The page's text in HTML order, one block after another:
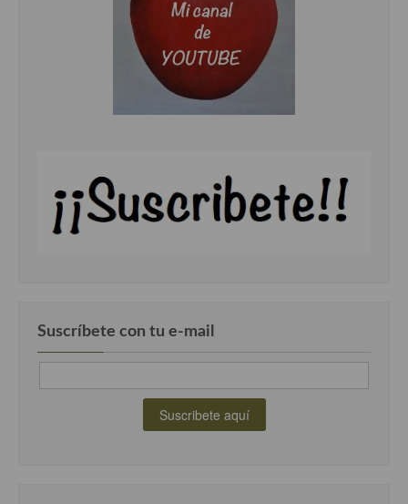
Cocina Italiana
Cocina Rusa
Cocina Sueca
Suscríbete con tu e-mail